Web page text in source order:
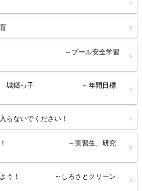
♪ ～プール安全学習
な 城郷っ子 ～年間目標
らないでください！
てね！ ～実習生、研究
しよう！ ～しろさとクリーン